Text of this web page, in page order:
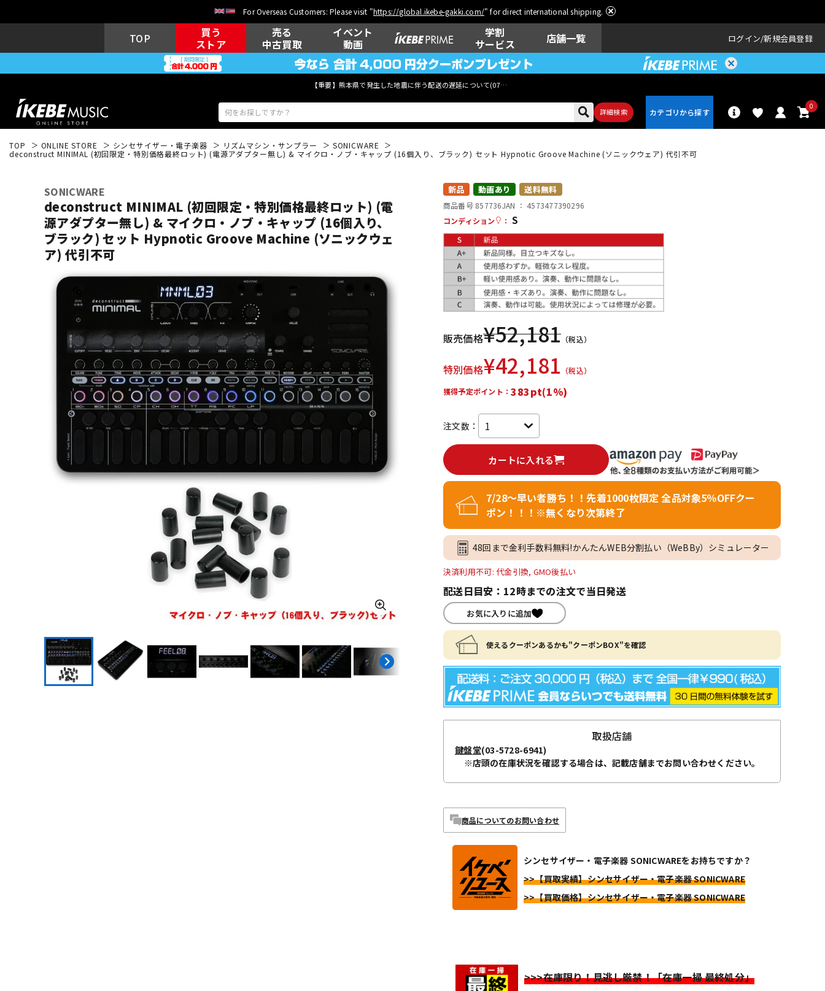
For Overseas Customers: Please visit "https://global.ikebe-gakki.com/" for direct international shipping.
TOP
買う
ストア
売る
中古買取
イベント
動画
学割
サービス
店舗一覧 ログイン 新規会員登録
【重要】熊本県で発生した地震に伴う配送の遅延について(07月29日
詳細検索
0
キーボード 電子ピアノ 管楽器 その他楽器 アンプ
DTM DTM オンラ
イン納品
レコーディン
グ機器
配信/ライブ
機器
中古 ヴィンテージ
TOP ONLINE STORE シンセサイザー・電子楽器 リズムマシン・サンプラー
SONICWARE
deconstruct MINIMAL (初回限定・特別価格最終ロット) (電源アダプター無し) & マイクロ・ノブ・キャップ (16個入り、ブラック) セット Hypnotic Groove Machine (ソニックウェア) 代引不可
SONICWARE
deconstruct MINIMAL (初回限定・特別価格最終ロット) (電
源アダプター無し) & マイクロ・ノブ・キャップ (16個入り、
ブラック) セット Hypnotic Groove Machine (ソニックウェ
ア) 代引不可
新品 動画あり 送料無料
商品番号 857736JAN ： 4573477390296
コンディション
： S
販売価格¥52,181 （税込）
特別価格¥42,181 （税込）
獲得予定ポイント：383pt(1%)
注文数：
カートに入れる
7/28～早い者勝ち！！先着1000枚限定 全品対象5％OFFクー
ポン！！！※無くなり次第終了
48回まで金利手数料無料!かんたんWEB分割払い（WeBBy）シミュレーター
決済利用不可: 代金引換, GMO後払い
配送日目安：12時までの注文で当日発送
お気に入りに追加
使えるクーポンあるかも"クーポンBOX"を確認
取扱店舗
鍵盤堂(03-5728-6941)
※店頭の在庫状況を確認する場合は、記載店舗までお問い合わせください。
商品についてのお問い合わせ
シンセサイザー・電子楽器 SONICWAREをお持ちですか？
>>【買取実績】シンセサイザー・電子楽器 SONICWARE
>>【買取価格】シンセサイザー・電子楽器 SONICWARE
>>>在庫限り！見逃し厳禁！「在庫一掃 最終処分」